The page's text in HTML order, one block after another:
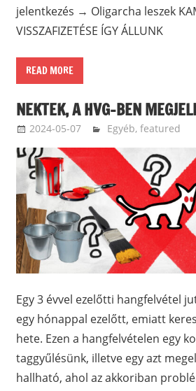
jelentkezés → Oligarcha leszek
VISSZAFIZETÉSE ÍGY ÁLLUNK
READ MORE
NEKTEK, A HVG-BEN
2024-05-07 ketfarkukutya
Egyéb, featured
Egy 3 évvel ezelőtti hangfelvétel
egy hónappal ezelőtt, emiatt
hete. Ezen a hangfelvételen egy
taggyűlésünk, illetve egy azt
hallható, ahol az akkoriban